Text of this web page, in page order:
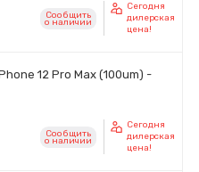
Сообщить
o наличии
Сегодня
дилерская
цена!
12 Pro Max (100um) -
Сообщить
o наличии
Сегодня
дилерская
цена!